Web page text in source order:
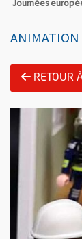
Journées
ANIMATION
RETOUR